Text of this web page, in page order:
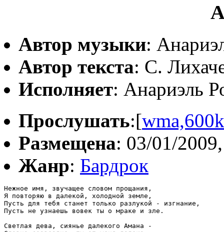
Автор музыки:
Автор текста: С.
Исполняет: Анариэль
Прослушать:[wma,600k
Размещена: 03/01/
Жанр: Бардрок
Нежное имя, звучащее словом прощания,
Я повторяю в далекой, холодной земле,
Пусть для тебя станет только разлукой - изгнание,
Пусть не узнаешь вовек ты о мраке и зле.
Светлая дева, сиянье далекого Амана -